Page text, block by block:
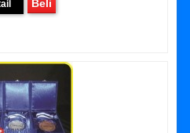
Beli